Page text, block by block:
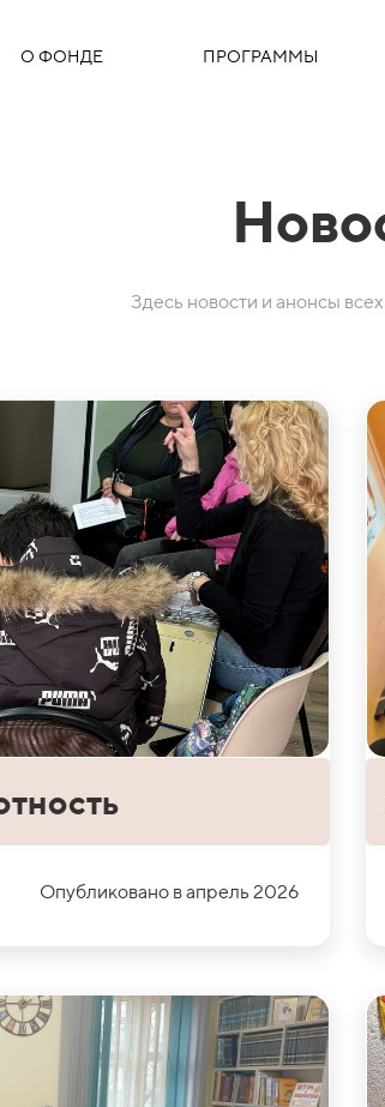
О ФОНДЕ ПРОГРАММЫ
Здесь новости и анонсы
Опубликовано в апрель 2026